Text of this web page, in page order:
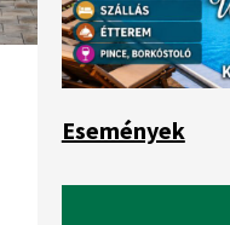
Események